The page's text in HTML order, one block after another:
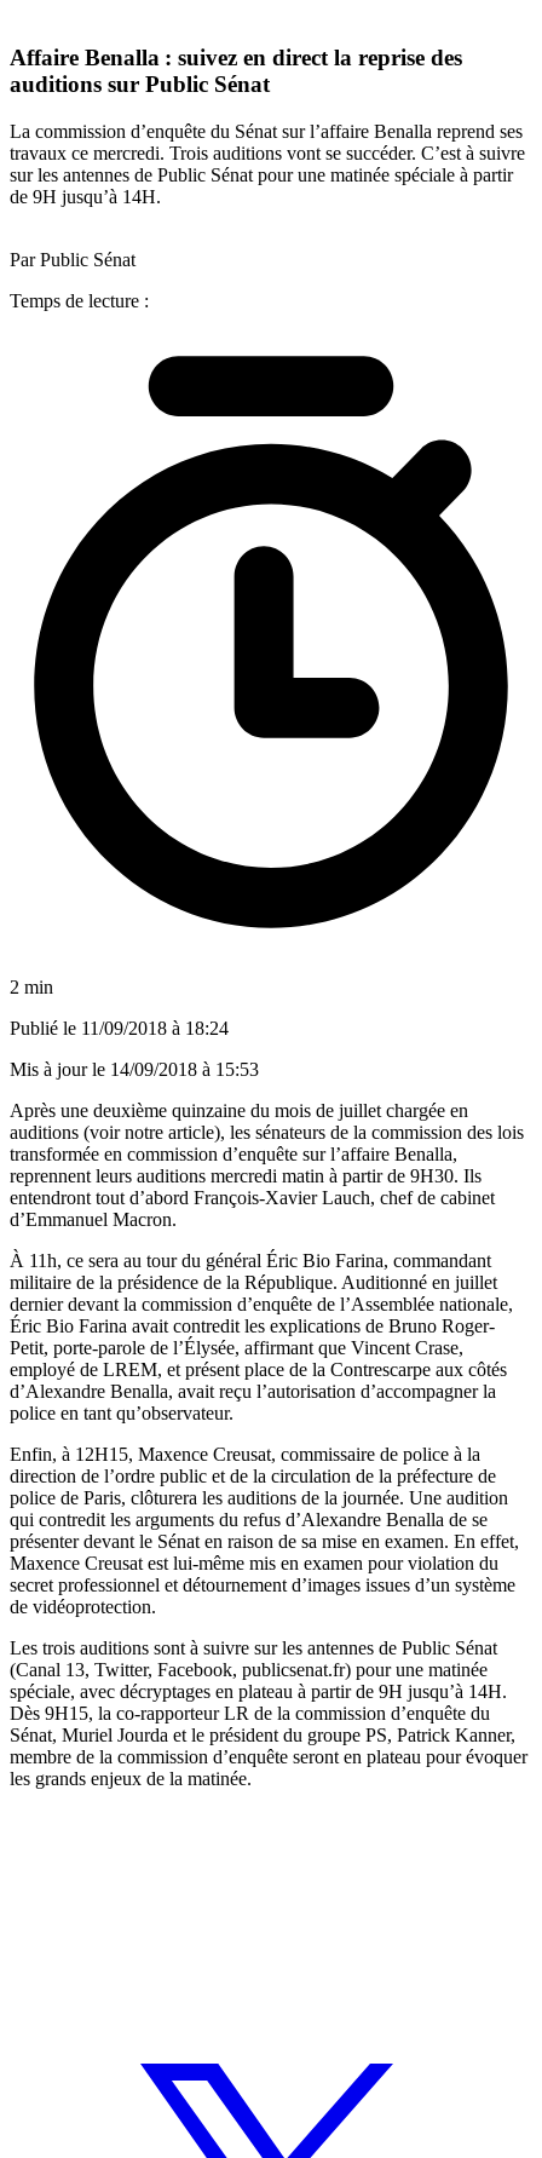
Affaire Benalla : suivez en direct la reprise des
auditions sur Public Sénat
La commission d’enquête du Sénat sur l’affaire Benalla reprend ses
travaux ce mercredi. Trois auditions vont se succéder. C’est à suivre
sur les antennes de Public Sénat pour une matinée spéciale à partir
de 9H jusqu’à 14H.
Par Public Sénat
Temps de lecture :
2 min
Publié le 11/09/2018 à 18:24
Mis à jour le 14/09/2018 à 15:53
Après une deuxième quinzaine du mois de juillet chargée en
auditions (voir notre article), les sénateurs de la commission des lois
transformée en commission d’enquête sur l’affaire Benalla,
reprennent leurs auditions mercredi matin à partir de 9H30. Ils
entendront tout d’abord François-Xavier Lauch, chef de cabinet
d’Emmanuel Macron.
À 11h, ce sera au tour du général Éric Bio Farina, commandant
militaire de la présidence de la République. Auditionné en juillet
dernier devant la commission d’enquête de l’Assemblée nationale,
Éric Bio Farina avait contredit les explications de Bruno Roger-
Petit, porte-parole de l’Élysée, affirmant que Vincent Crase,
employé de LREM, et présent place de la Contrescarpe aux côtés
d’Alexandre Benalla, avait reçu l’autorisation d’accompagner la
police en tant qu’observateur.
Enfin, à 12H15, Maxence Creusat, commissaire de police à la
direction de l’ordre public et de la circulation de la préfecture de
police de Paris, clôturera les auditions de la journée. Une audition
qui contredit les arguments du refus d’Alexandre Benalla de se
présenter devant le Sénat en raison de sa mise en examen. En effet,
Maxence Creusat est lui-même mis en examen pour violation du
secret professionnel et détournement d’images issues d’un système
de vidéoprotection.
Les trois auditions sont à suivre sur les antennes de Public Sénat
(Canal 13, Twitter, Facebook, publicsenat.fr) pour une matinée
spéciale, avec décryptages en plateau à partir de 9H jusqu’à 14H.
Dès 9H15, la co-rapporteur LR de la commission d’enquête du
Sénat, Muriel Jourda et le président du groupe PS, Patrick Kanner,
membre de la commission d’enquête seront en plateau pour évoquer
les grands enjeux de la matinée.